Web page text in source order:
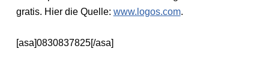
gratis. Hier die Quelle: www.logos.com.
[asa]0830837825[/asa]